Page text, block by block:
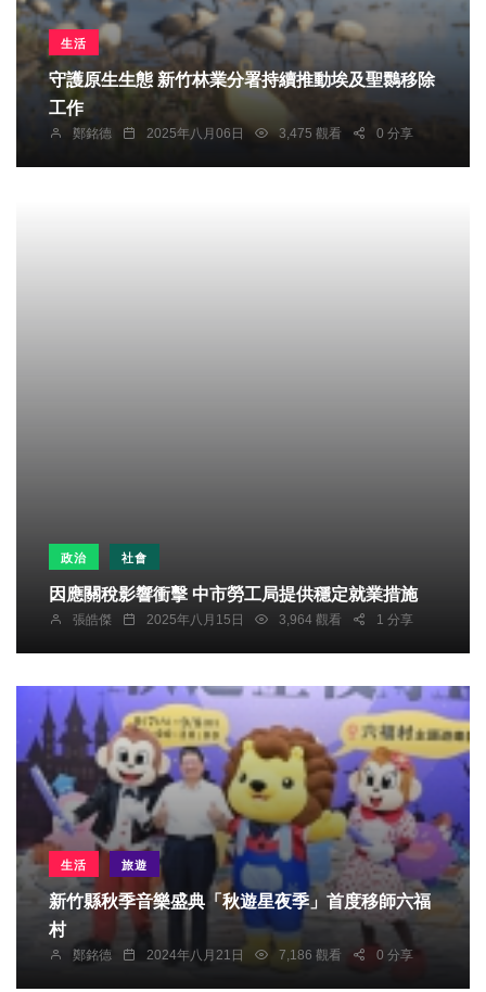
生活
守護原生生態 新竹林業分署持續推動埃及聖䴉移除
工作
鄭銘德 2025年八月06日 3,475 觀看 0 分享
政治 社會
因應關稅影響衝擊 中市勞工局提供穩定就業措施
張皓傑 2025年八月15日 3,964 觀看 1 分享
生活 旅遊
新竹縣秋季音樂盛典「秋遊星夜季」首度移師六福
村
鄭銘德 2024年八月21日 7,186 觀看 0 分享